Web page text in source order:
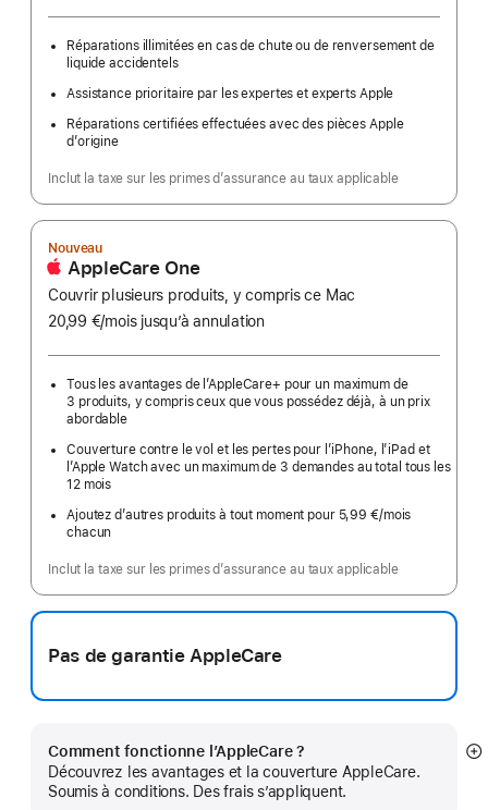
Réparations illimitées en cas de chute ou de renversement de
liquide accidentels
Assistance prioritaire par les expertes et experts Apple
Réparations certifiées effectuées avec des pièces Apple
d’origine
Inclut la taxe sur les primes d’assurance au taux applicable
Nouveau
AppleCare One
Couvrir plusieurs produits, y compris ce Mac
20,99 €/moispar
jusqu’à annulation
Tous les avantages de l’AppleCare+ pour un maximum de
3 produits, y compris ceux que vous possédez déjà, à un prix
abordable
Couverture contre le vol et les pertes pour l’iPhone, l’iPad et
l’Apple Watch avec un maximum de 3 demandes au total tous les
12 mois
Ajoutez d’autres produits à tout moment pour 5,99 €/mois
chacun
Inclut la taxe sur les primes d’assurance au taux applicable
Pas de garantie AppleCare
Comment fonctionne l’AppleCare ?
Découvrez les avantages et la couverture AppleCare.
Soumis à conditions. Des frais s’appliquent.